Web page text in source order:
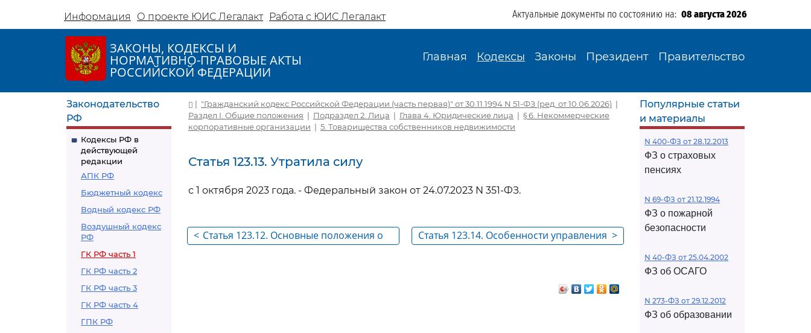
Информация О проекте ЮИС Легалакт Работа с ЮИС Легалакт Актуальные документы по состоянию на: 08 августа 2026
ЗАКОНЫ, КОДЕКСЫ И
НОРМАТИВНО-ПРАВОВЫЕ АКТЫ
РОССИЙСКОЙ ФЕДЕРАЦИИ
Главная Кодексы Законы Президент Правительство
Законодательство
РФ
Кодексы РФ в
действующей
редакции
АПК РФ
Бюджетный кодекс
Водный кодекс РФ
Воздушный кодекс
РФ
ГК РФ часть 1
ГК РФ часть 2
ГК РФ часть 3
ГК РФ часть 4
ГПК РФ
| "Гражданский кодекс Российской Федерации (часть первая)" от 30.11.1994 N 51-ФЗ (ред. от 10.06.2026) |
Раздел I. Общие положения | Подраздел 2. Лица | Глава 4. Юридические лица | § 6. Некоммерческие
корпоративные организации | 5. Товарищества собственников недвижимости
Статья 123.13. Утратила силу
с 1 октября 2023 года. - Федеральный закон от 24.07.2023 N 351-ФЗ.
< Статья 123.12. Основные положения о
>
Статья 123.14. Особенности управления
Популярные статьи
и материалы
N 400-ФЗ от 28.12.2013
ФЗ о страховых
пенсиях
N 69-ФЗ от 21.12.1994
ФЗ о пожарной
безопасности
N 40-ФЗ от 25.04.2002
ФЗ об ОСАГО
N 273-ФЗ от 29.12.2012
ФЗ об образовании